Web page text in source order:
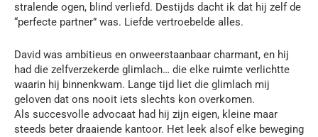
stralende ogen, blind verliefd. Destijds dacht ik dat hij zelf de
“perfecte partner” was. Liefde vertroebelde alles.
David was ambitieus en onweerstaanbaar charmant, en hij
had die zelfverzekerde glimlach… die elke ruimte verlichtte
waarin hij binnenkwam. Lange tijd liet die glimlach mij
geloven dat ons nooit iets slechts kon overkomen.
Als succesvolle advocaat had hij zijn eigen, kleine maar
steeds beter draaiende kantoor. Het leek alsof elke beweging